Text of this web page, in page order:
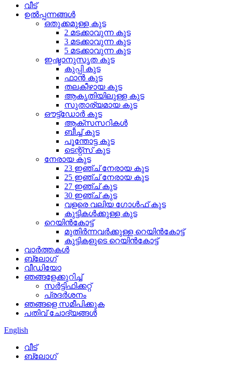
വീട്
ഉൽപ്പന്നങ്ങൾ
ഒതുക്കമുള്ള കുട
2 മടക്കാവുന്ന കുട
3 മടക്കാവുന്ന കുട
5 മടക്കാവുന്ന കുട
ഇഷ്ടാനുസൃത കുട
കുപ്പി കുട
ഫാൻ കുട
തലകീഴായ കുട
ആകൃതിയിലുള്ള കുട
സുതാര്യമായ കുട
ഔട്ട്ഡോർ കുട
ആക്‌സസറികൾ
ബീച്ച് കുട
പൂന്തോട്ട കുട
ടെന്റ്സ് കുട
നേരായ കുട
23 ഇഞ്ച് നേരായ കുട
25 ഇഞ്ച് നേരായ കുട
27 ഇഞ്ച് കുട
30 ഇഞ്ച് കുട
വളരെ വലിയ ഗോൾഫ് കുട
കുട്ടികൾക്കുള്ള കുട
റെയിൻകോട്ട്
മുതിർന്നവർക്കുള്ള റെയിൻകോട്ട്
കുട്ടികളുടെ റെയിൻകോട്ട്
വാർത്തകൾ
ബ്ലോഗ്
വീഡിയോ
ഞങ്ങളേക്കുറിച്ച്
സർട്ടിഫിക്കറ്റ്
പ്രദർശനം
ഞങ്ങളെ സമീപിക്കുക
പതിവ് ചോദ്യങ്ങൾ
English
വീട്
ബ്ലോഗ്